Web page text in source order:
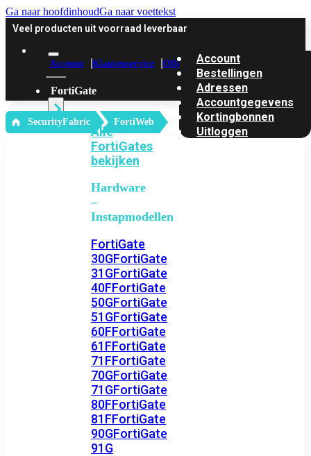
Ga naar hoofdinhoudGa naar voettekst
Veel producten uit voorraad leverbaar
Account Klantenservice Offerte
FortiGate
Alle
FortiGates
bekijken
Hardware
–
Instapmodellen
FortiGate
30GFortiGate
31GFortiGate
40FFortiGate
50GFortiGate
51GFortiGate
60FFortiGate
61FFortiGate
71FFortiGate
70GFortiGate
71GFortiGate
80FFortiGate
81FFortiGate
90GFortiGate
91G
Account
Bestellingen
Adressen
Accountgegevens
Kortingbonnen
Uitloggen
‎ SecurityFabric FortiWeb